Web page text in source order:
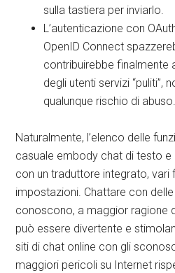
sulla tastiera per inviarlo.
L’autenticazione con
OpenID Connect
contribuirebbe finalmente
degli utenti servizi “puliti”,
qualunque rischio di abuso.
Naturalmente, l’elenco delle
casuale embody chat di testo
con un traduttore integrato, vari
impostazioni. Chattare con
conoscono, a maggior ragione
può essere divertente e
siti di chat online con gli
maggiori pericoli su Internet